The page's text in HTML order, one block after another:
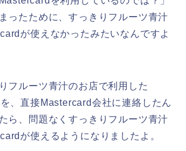
ったために、すっきりフルーツ青汁
が使えなかったみたいなんですよ
フルーツ青汁のお店で利用した
、直接Mastercard会社に連絡したん
ら、問題なくすっきりフルーツ青汁
が使えるようになりましたよ。